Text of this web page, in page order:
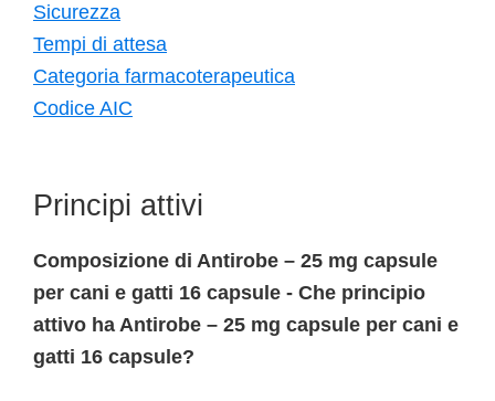
Sicurezza
Tempi di attesa
Categoria farmacoterapeutica
Codice AIC
Principi attivi
Composizione di Antirobe – 25 mg capsule
per cani e gatti 16 capsule - Che principio
attivo ha Antirobe – 25 mg capsule per cani e
gatti 16 capsule?